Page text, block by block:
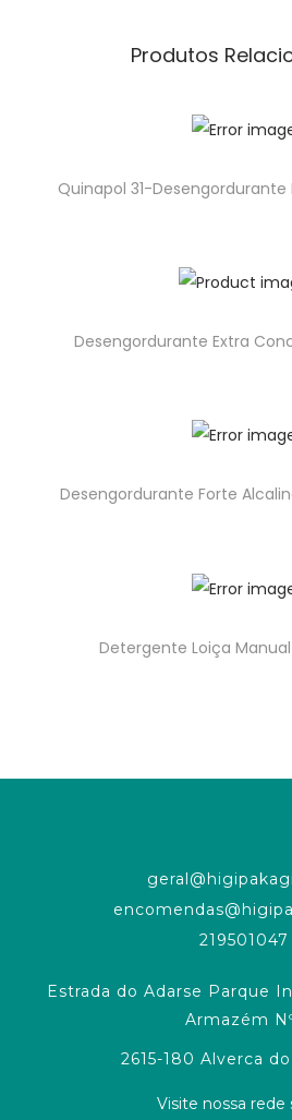
Produtos
Quinapol 31-Desengordurante
Desengordurante Extra
Desengordurante Forte
Detergente Loiça Manual
219501047
Estrada do Adarse Parque
Armazém
2615-180 Alverca
Visite nossa rede